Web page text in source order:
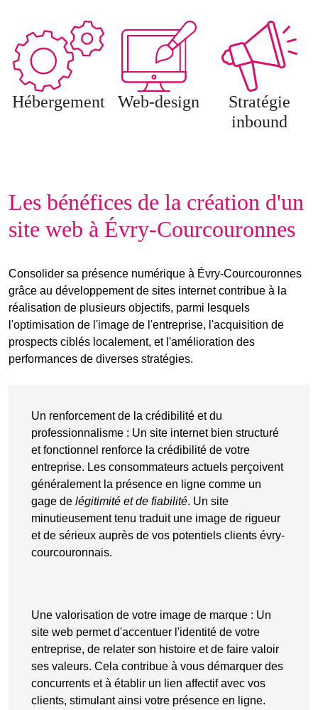
Hébergement Web-design
Stratégie
inbound
Les bénéfices de la création d'un
site web à Évry-Courcouronnes
Consolider sa présence numérique à Évry-Courcouronnes
grâce au développement de sites internet contribue à la
réalisation de plusieurs objectifs, parmi lesquels
l'optimisation de l'image de l'entreprise, l'acquisition de
prospects ciblés localement, et l'amélioration des
performances de diverses stratégies.
Un renforcement de la crédibilité et du
professionnalisme : Un site internet bien structuré
et fonctionnel renforce la crédibilité de votre
entreprise. Les consommateurs actuels perçoivent
généralement la présence en ligne comme un
gage de légitimité et de fiabilité. Un site
minutieusement tenu traduit une image de rigueur
et de sérieux auprès de vos potentiels clients évry-
courcouronnais.
Une valorisation de votre image de marque : Un
site web permet d'accentuer l'identité de votre
entreprise, de relater son histoire et de faire valoir
ses valeurs. Cela contribue à vous démarquer des
concurrents et à établir un lien affectif avec vos
clients, stimulant ainsi votre présence en ligne.